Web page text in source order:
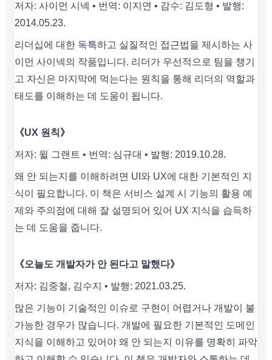
저자: 사이먼 시넥 • 번역: 이지연 • 감수: 김도형 • 발행:
2014.05.23.
리더십에 대한 독특하고 실질적인 접근법을 제시하는 사
이먼 사이넥의 작품입니다. 리더가 우선적으로 팀을 챙기
고 자신은 마지막에 먹는다는 원칙을 통해 리더의 역할과
태도를 이해하는 데 도움이 됩니다.
《UX 원칙》
저자: 윌 그랜트 • 번역: 심규대 • 발행: 2019.10.28.
왜 안 되는지를 이해하려면 UI와 UX에 대한 기본적인 지
식이 필요합니다. 이 책은 서비스 설계 시 기능의 활용 예
제와 주의점에 대해 잘 설명되어 있어 UX 지식을 습득하
는 데 도움을 줍니다.
《오늘도 개발자가 안 된다고 말했다》
저자: 김중철, 김수지 • 발행: 2021.03.25.
많은 기능이 기술적인 이슈로 구현이 어렵거나 개발이 불
가능한 경우가 많습니다. 개발에 필요한 기본적인 도메인
지식을 이해하고 있어야 왜 안 되는지 이유를 명확히 파악